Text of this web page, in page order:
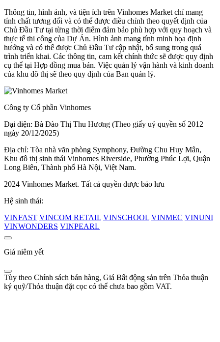
Thông tin, hình ảnh, và tiện ích trên Vinhomes Market chỉ mang
tính chất tương đối và có thể được điều chỉnh theo quyết định của
Chủ Đầu Tư tại từng thời điểm đảm bảo phù hợp với quy hoạch và
thực tế thi công của Dự Án. Hình ảnh mang tính minh họa định
hướng và có thể được Chủ Đầu Tư cập nhật, bổ sung trong quá
trình triển khai. Các thông tin, cam kết chính thức sẽ được quy định
cụ thể tại Hợp đồng mua bán. Việc quản lý vận hành và kinh doanh
của khu đô thị sẽ theo quy định của Ban quản lý.
Công ty Cổ phần Vinhomes
Đại diện: Bà Đào Thị Thu Hương (Theo giấy uỷ quyền số 2012
ngày 20/12/2025)
Địa chỉ: Tòa nhà văn phòng Symphony, Đường Chu Huy Mân,
Khu đô thị sinh thái Vinhomes Riverside, Phường Phúc Lợi, Quận
Long Biên, Thành phố Hà Nội, Việt Nam.
2024 Vinhomes Market. Tất cả quyền được bảo lưu
Hệ sinh thái:
VINFAST VINCOM RETAIL VINSCHOOL VINMEC VINUNI
VINWONDERS VINPEARL
Giá niêm yết
Tùy theo Chính sách bán hàng, Giá Bất động sản trên Thỏa thuận
ký quỹ/Thỏa thuận đặt cọc có thể chưa bao gồm VAT.